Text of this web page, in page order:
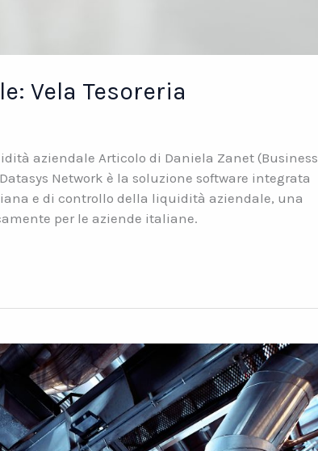
Vela Tesoreria
aziendale Articolo di Daniela Zanet (Business
Network è la soluzione software integrata
e di controllo della liquidità aziendale, una
per le aziende italiane.